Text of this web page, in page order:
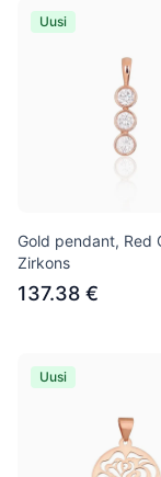
Uusi
Gold pendant, Red
Zirkons
137.38 €
Uusi